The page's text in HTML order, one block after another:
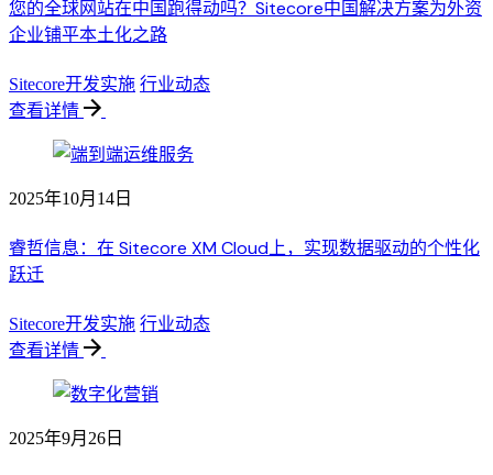
您的全球网站在中国跑得动吗？Sitecore中国解决方案为外资
企业铺平本土化之路
Sitecore开发实施 行业动态
查看详情
2025年10月14日
睿哲信息：在 Sitecore XM Cloud上，实现数据驱动的个性化
跃迁
Sitecore开发实施 行业动态
查看详情
2025年9月26日